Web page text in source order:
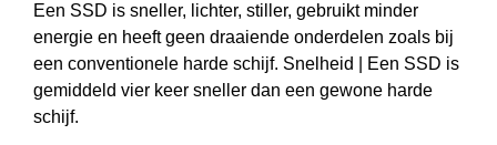
Een SSD is sneller, lichter, stiller, gebruikt minder
energie en heeft geen draaiende onderdelen zoals bij
een conventionele harde schijf. Snelheid | Een SSD is
gemiddeld vier keer sneller dan een gewone harde
schijf.